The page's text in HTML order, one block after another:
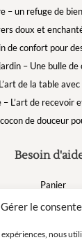
Gérer le
nous
Besoin
Panier
FAQ
– un refuge de
doux et
de confort pour
– Une bulle
de la table
– L’art de recevoir
de douceur